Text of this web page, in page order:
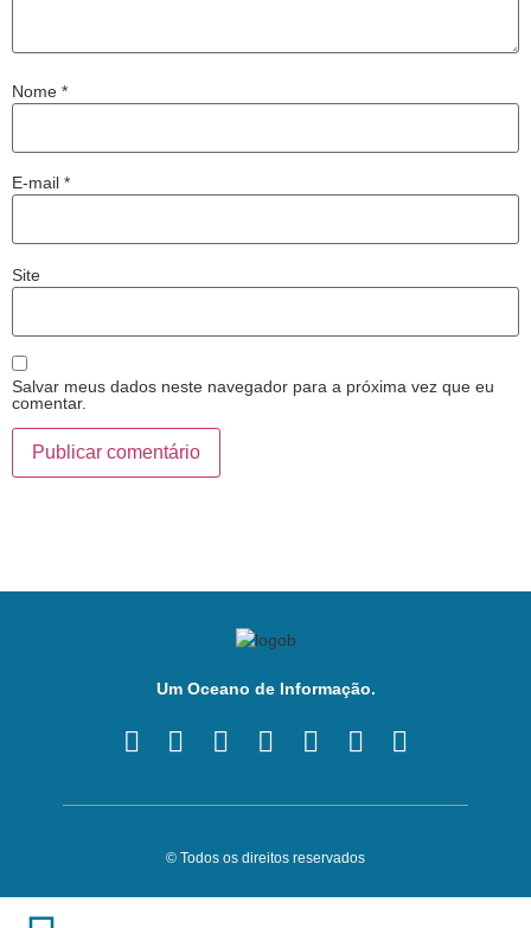
Nome *
E-mail *
Site
Salvar meus dados neste navegador para a próxima vez que eu
comentar.
Um Oceano de Informação.
© Todos os direitos reservados